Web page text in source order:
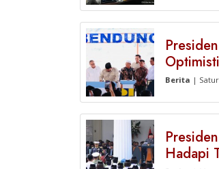
Berita |
Hadapi